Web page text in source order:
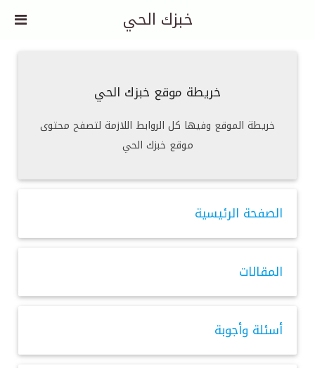
خبزك الحي
خريطة موقع خبزك الحي
خريطة الموقع وفيها كل الروابط اللازمة لتصفح محتوى
موقع خبزك الحي
الصفحة الرئيسية
المقالات
أسئلة وأجوبة